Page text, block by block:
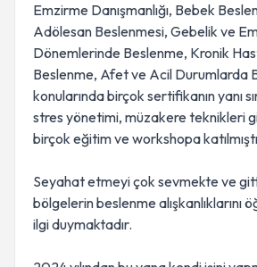
Emzirme Danışmanlığı, Bebek
Adölesan Beslenmesi, Gebelik ve
Dönemlerinde Beslenme, Kronik
Beslenme, Afet ve Acil Durumlarda
konularında birçok sertifikanın yanı
stres yönetimi, müzakere teknikleri
birçok eğitim ve workshopa
Seyahat etmeyi çok sevmekte ve
bölgelerin beslenme alışkanlıklarını
ilgi duymaktadır.